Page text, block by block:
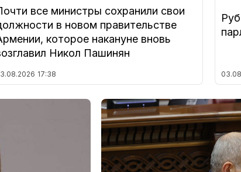
все министры сохранили свои
в новом правительстве
которое накануне вновь
Никол Пашинян
17:38